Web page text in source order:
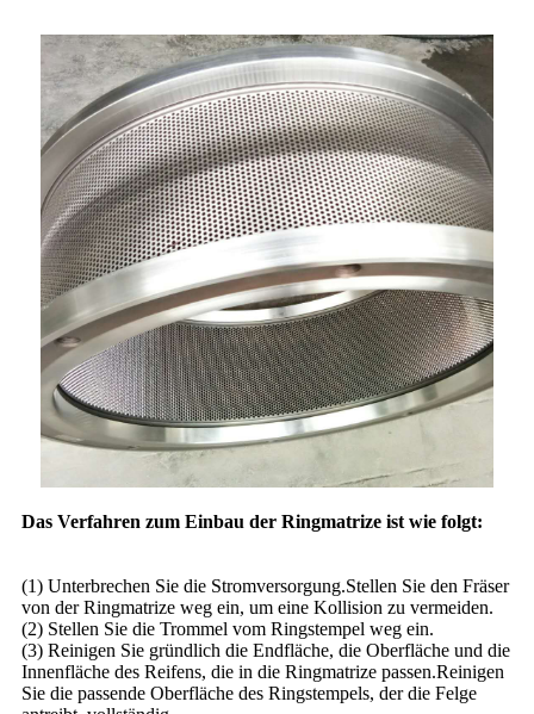
Das Verfahren zum Einbau der Ringmatrize ist wie folgt:
(1) Unterbrechen Sie die Stromversorgung.Stellen Sie den Fräser
von der Ringmatrize weg ein, um eine Kollision zu vermeiden.
(2) Stellen Sie die Trommel vom Ringstempel weg ein.
(3) Reinigen Sie gründlich die Endfläche, die Oberfläche und die
Innenfläche des Reifens, die in die Ringmatrize passen.Reinigen
Sie die passende Oberfläche des Ringstempels, der die Felge